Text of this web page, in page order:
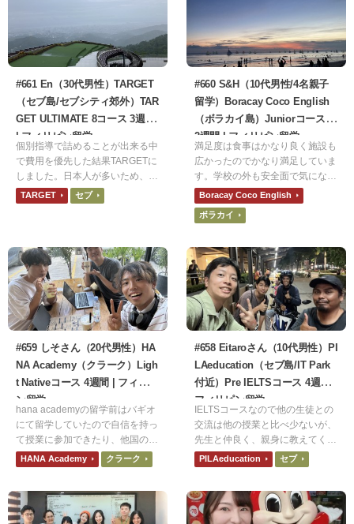
#661 En（30代男性）TARGET
（セブ島/セブシティ郊外）TAR
GET ULTIMATE 8コース 3週間
| フィリピン留学
個別指導で詰めることが出来る中
で費用を優先した結果TARGETに
しました。日本人が多いため、い
ざという時のコミュニケーション
にも不安がないと考えました。
TARGET セブ
#660 S&H（10代男性/4名親子
留学）Boracay Coco English
（ボラカイ島）Juniorコース 1
2週間 | フィリピン留学
満足度は食事はかなり良く施設も
広かったのでかなり満足していま
す。学校の外も安全面で気になる
ことがなく神経質になることなく
のんびり過ごせました。おすすめ
なのは食事を楽しみたくて、ひろ
校に行きたい人です。
Boracay Coco English
ボラカイ
#659 しそさん（20代男性）HA
NA Academy（クラーク）Ligh
t Nativeコース 4週間 | フィリピ
ン留学
hana academyの留学前はバギオ
にて留学していたので自信を持っ
て授業に参加できたり、他国の友
達との交流をすることができまし
た。バギオで英語のレベルは初め
に行ったテストではトータルでB
2に上がりました。
HANA Academy クラーク
#658 Eitaroさん（10代男性）PI
LAeducation（セブ島/IT Park
付近）Pre IELTSコース 4週間 |
フィリピン留学
IELTSコースなので他の生徒との
交流は他の授業と比べ少ないが、
先生と仲良く、親身に教えてくれ
て英語力不足はあまり感じずに楽
しめた。IELTSの基礎的な知識も
で話そうという意識が強くなった
PILAeducation セブ